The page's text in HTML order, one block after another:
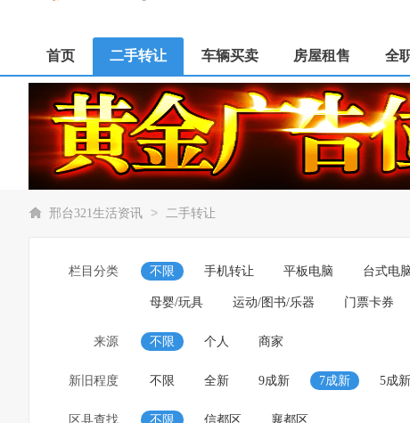
首页 二手转让 车辆买卖 房屋租售 全
邢台321生活资讯 > 二手转让
栏目分类 不限 手机转让 平板电脑 台式电
母婴/玩具 运动/图书/乐器 门票卡券
来源 不限 个人 商家
新旧程度 不限 全新 9成新 7成新 5成新
区县查找 不限 信都区 襄都区